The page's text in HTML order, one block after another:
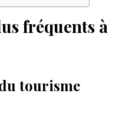
fréquents à
tourisme